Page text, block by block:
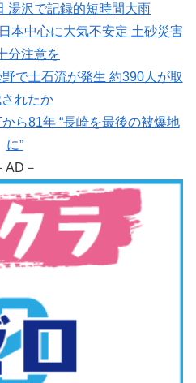
湯沢で記録的短時間大雨
本中心に大気不安定 土砂災害
分注意を
で土石流が発生 約390人が取
されたか
ら81年 “長崎を最後の被爆地
に”
AD－